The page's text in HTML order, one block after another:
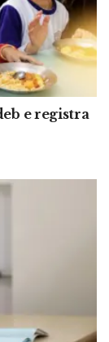
e registra